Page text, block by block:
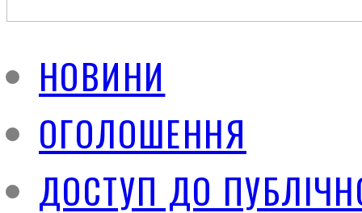
НОВИНИ
ОГОЛОШЕННЯ
ДОСТУП ДО